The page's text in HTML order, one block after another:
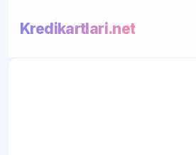
Kredikartlari.net